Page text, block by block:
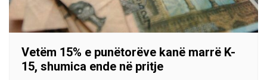
Vetëm 15% e punëtorëve kanë marrë K-
15, shumica ende në pritje